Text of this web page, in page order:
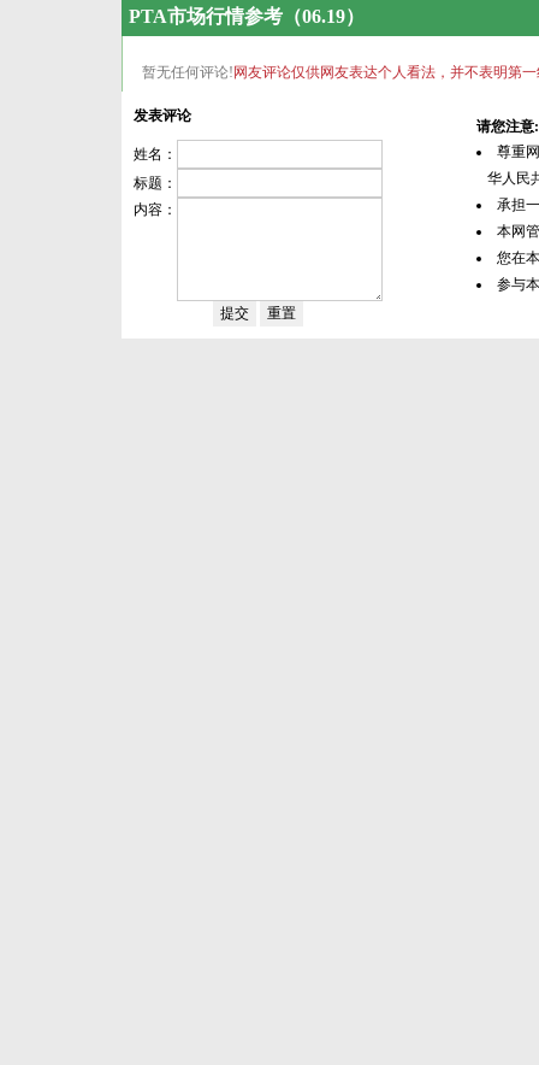
PTA市场行情参考（06.19）
暂无任何评论! 网友评论仅供网友表达个人看法，并不表明第
发表评论
姓名：
标题：
内容：
请您注意:
尊重
华人民
承担
本网
您在
参与